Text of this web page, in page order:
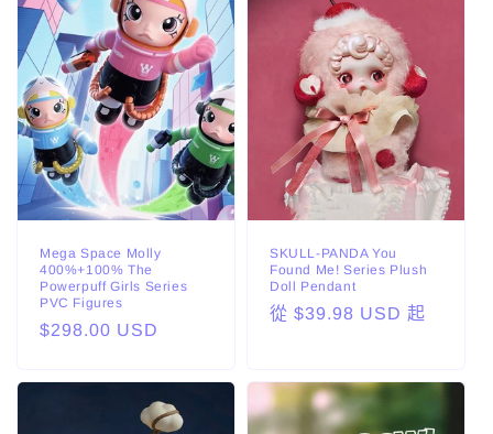
Mega Space Molly
400%+100% The
Powerpuff Girls Series
PVC Figures
定
$298.00 USD
SKULL-PANDA You
Found Me! Series Plush
Doll Pendant
定
從 $39.98 USD 起